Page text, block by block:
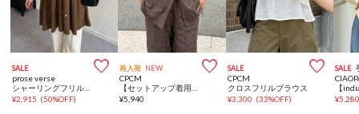
SALE 
prose verse
¥2,915 (50%OFF)
再入荷 NEW 
CPCM
¥5,940
SALE 
CPCM
クロスフリルブラウス
¥3,300 (33%OFF)
SALE
¥